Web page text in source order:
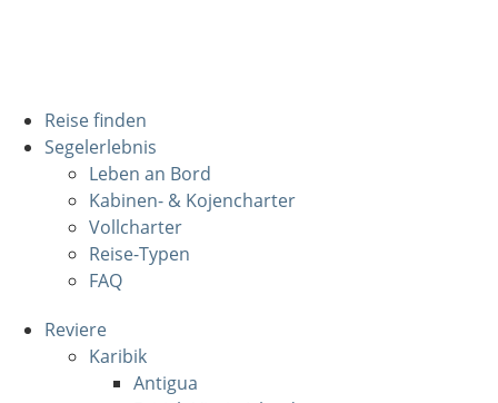
Reise finden
Segelerlebnis
Leben an Bord
Kabinen- & Kojencharter
Vollcharter
Reise-Typen
FAQ
Reviere
Karibik
Antigua